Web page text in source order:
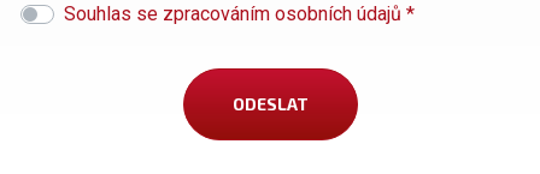
Souhlas se zpracováním osobních údajů *